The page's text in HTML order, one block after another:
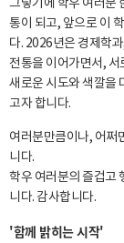
그렇기에 학우 여러분
통이 되고, 앞으로 이
다. 2026년은 경제학
전통을 이어가면서, 서
새로운 시도와 색깔을
고자 합니다.
여러분만큼이나, 어쩌
니다.
학우 여러분의 즐겁고
니다. 감사합니다.
'함께 밝히는 시작'